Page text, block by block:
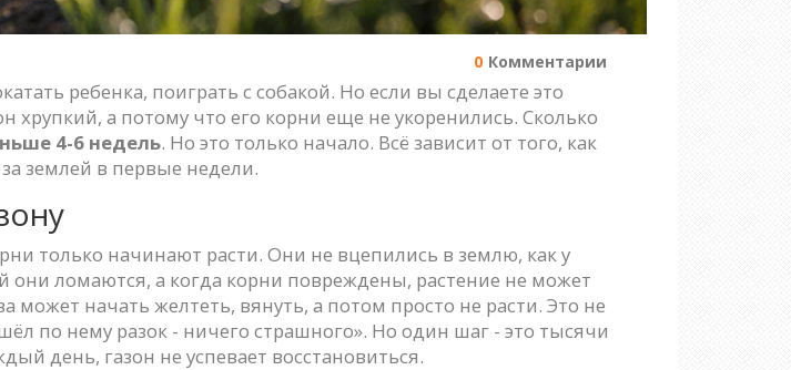
0 Комментарии
ребенка, поиграть с собакой. Но если вы сделаете это
а потому что его корни еще не укоренились. Сколько
4-6 недель. Но это только начало. Всё зависит от того, как
землей в первые недели.
только начинают расти. Они не вцепились в землю, как у
они ломаются, а когда корни повреждены, растение не может
начать желтеть, вянуть, а потом просто не расти. Это не
по нему разок - ничего страшного». Но один шаг - это тысячи
день, газон не успевает восстановиться.